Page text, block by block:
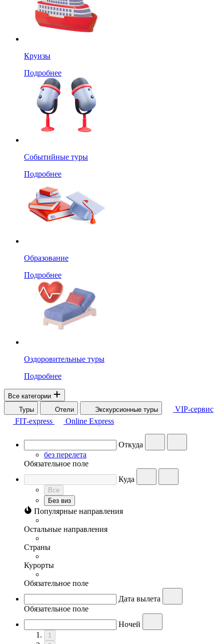
Круизы
Подробнее
Событийные туры
Подробнее
Образование
Подробнее
Оздоровительные туры
Подробнее
Все категории
Туры
Отели Экскурсионные туры
VIP-сервис
FIT-express
Online Express
Откуда
без перелета
Обязательное поле
Куда
Все
Без виз
Популярные направления
Остальные направления
Страны
Курорты
Обязательное поле
Дата вылета
Обязательное поле
Ночей
1